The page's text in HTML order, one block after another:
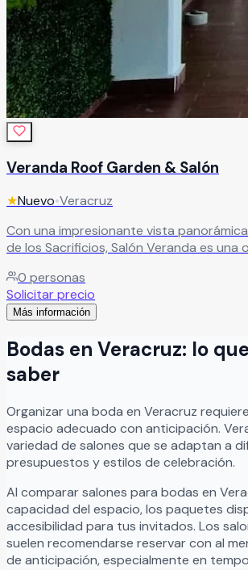
Veranda Roof Garden & Salón
★Nuevo•Veracruz
Con una impresionante vista
de los Sacrificios, Salón Veranda es una
privilegiado crea el escenario perfecto
verdaderamente especiales.
0 personas
Solicitar precio
Más información
Bodas en Veracruz: lo
saber
Organizaruna boda en Veracruz
espacio adecuado con anticipación.
variedad de salones que se adaptan a
presupuestos y estilos de celebración.
Al comparar salones para bodas en
capacidad del espacio, los paquetes
accesibilidad para tus invitados. Los
suelen recomendarse reservar con al
de anticipación, especialmente en